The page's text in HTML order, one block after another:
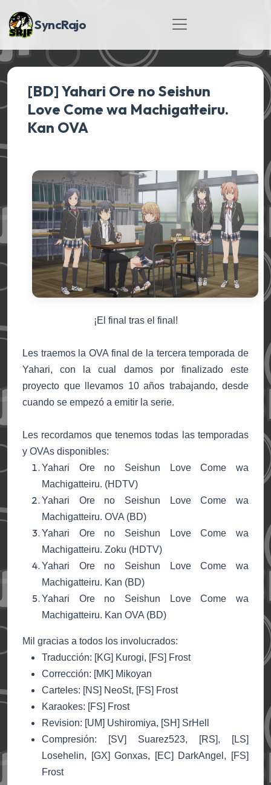
SyncRajo
[BD] Yahari Ore no Seishun
Love Come wa Machigatteiru.
Kan OVA
¡El final tras el final!
Les traemos la OVA final de la tercera temporada de
Yahari, con la cual damos por finalizado este
proyecto que llevamos 10 años trabajando, desde
cuando se empezó a emitir la serie.
Les recordamos que tenemos todas las temporadas
y OVAs disponibles:
Yahari Ore no Seishun Love Come wa
Machigatteiru. (HDTV)
Yahari Ore no Seishun Love Come wa
Machigatteiru. OVA (BD)
Yahari Ore no Seishun Love Come wa
Machigatteiru. Zoku (HDTV)
Yahari Ore no Seishun Love Come wa
Machigatteiru. Kan (BD)
Yahari Ore no Seishun Love Come wa
Machigatteiru. Kan OVA (BD)
Mil gracias a todos los involucrados:
Traducción: [KG] Kurogi, [FS] Frost
Corrección: [MK] Mikoyan
Carteles: [NS] NeoSt, [FS] Frost
Karaokes: [FS] Frost
Revision: [UM] Ushiromiya, [SH] SrHell
Compresión: [SV] Suarez523, [RS], [LS]
Losehelin, [GX] Gonxas, [EC] DarkAngel, [FS]
Frost